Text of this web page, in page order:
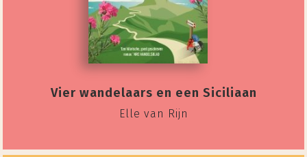
Vier wandelaars en een Siciliaan
Elle van Rijn